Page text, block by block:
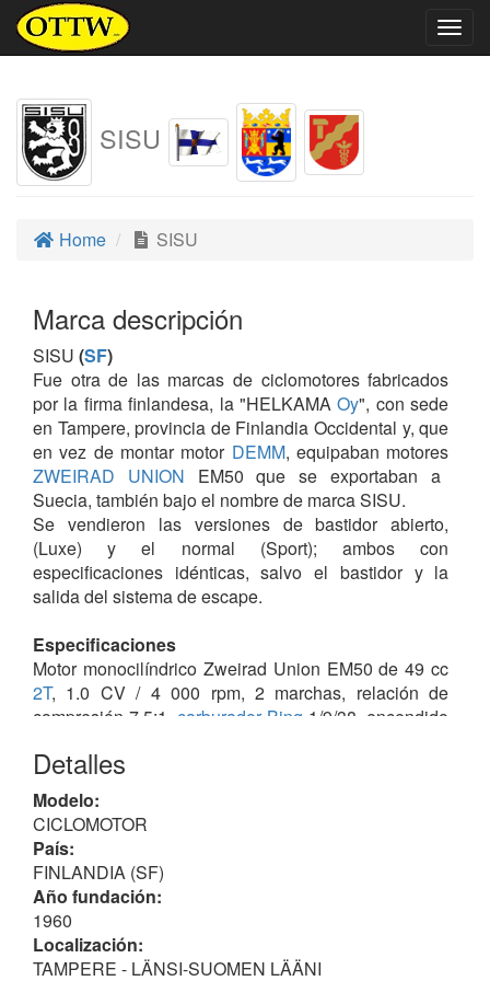
SISU
Home SISU
Marca descripción
SISU (SF)
Fue otra de las marcas de ciclomotores fabricados
por la firma finlandesa, la "HELKAMAOy", con sede
en Tampere, provincia de Finlandia Occidental y, que
en vez de montar motorDEMM, equipaban motores
ZWEIRAD UNION EM50 que se exportaban a
Suecia, también bajo el nombre de marca SISU.
Se vendieron las versiones de bastidor abierto,
(Luxe) y el normal (Sport); ambos con
especificaciones idénticas, salvo el bastidor y la
salida del sistema de escape.
Especificaciones
Motor monocilíndrico Zweirad Union EM50 de 49 cc
2T, 1.0 CV / 4 000 rpm, 2 marchas, relación de
compresión 7.5:1, carburador Bing 1/9/38, encendido
batería 6 V, transmisión final por
D/T 1.5 x 23", suspensiones D/T horquilla telescópica
hidráulica / amortiguadores (2) y tanque combustible
de 5.5 L.
Notas
Se desconoce si tuvo relación con la "Suomen
Autoteollisuus
de los camiones SISU desde 1932 y presente en la
Detalles
Modelo:
CICLOMOTOR
País:
FINLANDIA (SF)
Año fundación:
1960
Localización:
TAMPERE - LÄNSI-SUOMEN LÄÄNI